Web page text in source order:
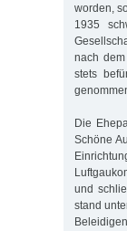
worden,
1935
nach
stets
Die
Schöne
und
stand